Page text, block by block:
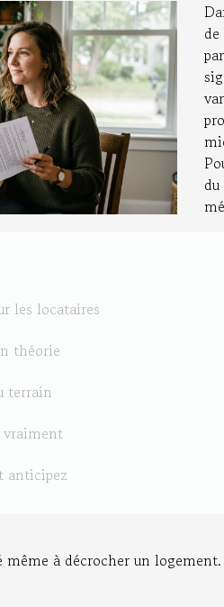
les locataires
théorie
terrain
vraiment
anticipez
même à décrocher un logement.